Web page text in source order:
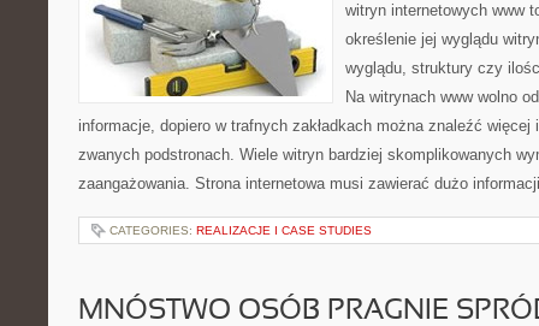
witryn internetowych www
określenie jej wyglądu
wyglądu, struktury czy
Na witrynach www wolno
informacje, dopiero w trafnych zakładkach można znaleźć
zwanych podstronach. Wiele witryn bardziej skomplikowanych
zaangażowania. Strona internetowa musi zawierać dużo
CATEGORIES: REALIZACJE I CASE STUDIES
MNÓSTWO OSÓB PRAGNIE